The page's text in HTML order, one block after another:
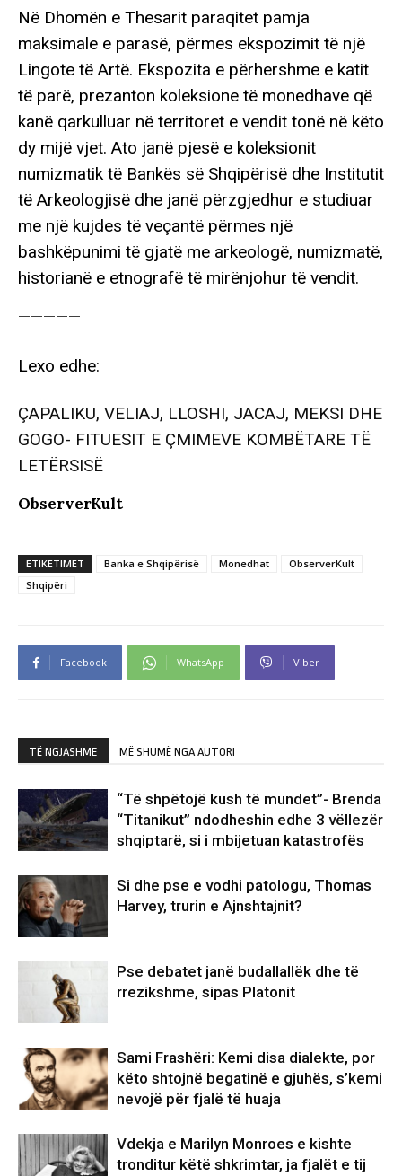
Në Dhomën e Thesarit paraqitet pamja
maksimale e parasë, përmes ekspozimit të një
Lingote të Artë. Ekspozita e përhershme e katit
të parë, prezanton koleksione të monedhave që
kanë qarkulluar në territoret e vendit tonë në këto
dy mijë vjet. Ato janë pjesë e koleksionit
numizmatik të Bankës së Shqipërisë dhe Institutit
të Arkeologjisë dhe janë përzgjedhur e studiuar
me një kujdes të veçantë përmes një
bashkëpunimi të gjatë me arkeologë, numizmatë,
historianë e etnografë të mirënjohur të vendit.
—————
Lexo edhe:
ÇAPALIKU, VELIAJ, LLOSHI, JACAJ, MEKSI DHE
GOGO- FITUESIT E ÇMIMEVE KOMBËTARE TË
LETËRSISË
ObserverKult
ETIKETIMET Banka e Shqipërisë Monedhat
ObserverKult
Shqipëri
Facebook WhatsApp Viber
TË NGJASHME MË SHUMË NGA AUTORI
“Të shpëtojë kush të mundet”- Brenda
“Titanikut” ndodheshin edhe 3 vëllezër
shqiptarë, si i mbijetuan katastrofës
Si dhe pse e vodhi patologu, Thomas
Harvey, trurin e Ajnshtajnit?
Pse debatet janë budallallëk dhe të
rrezikshme, sipas Platonit
Sami Frashëri: Kemi disa dialekte, por
këto shtojnë begatinë e gjuhës, s’kemi
nevojë për fjalë të huaja
Vdekja e Marilyn Monroes e kishte
tronditur këtë shkrimtar, ja fjalët e tij